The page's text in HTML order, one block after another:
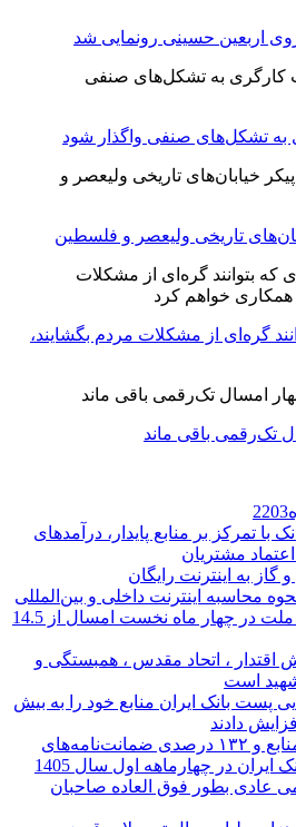
اربعین حسینی رونمایی شد
به تشکل‌های صنفی واگذار شود
تاریخی ولیعصر و فلسطین
گره‌ای از مشکلات مردم بگشایند،
تک‌رقمی باقی ماند
با تمرکز بر منابع پایدار، درآمدهای
مشتریان
به اینترنت رایگان
محاسبه اینترنت داخلی و بین‌المللی
حق بیمه تولیدی بیمه ملت در چهار ماه نخست امسال از 14.5
اقتدار ، اتحاد مقدس ، همبستگی و
است
پست بانک ایران منابع خود را به بیش
افزایش ۷۰ درصدی منابع و ۱۳۲ درصدی ضمانت‌نامه‌های
در چهارماهه اول سال 1405
عادی بطور فوق العاده صاحبان